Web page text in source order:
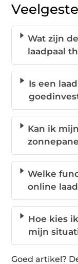
Wat zijn
laadpaal
Is een
Kan ik
Welke
online
Hoe kies
mijn
Goed artikel?